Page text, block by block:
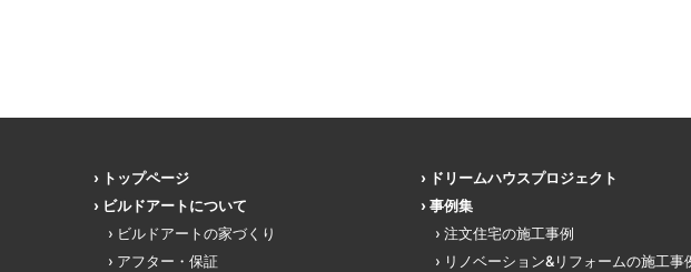
トップページ
ビルドアートについて
ビルドアートの家づくり
アフター・保証
ドリームハウスプロジェクト
事例集
注文住宅の施工事例
リノベーション&リフォームの施工事